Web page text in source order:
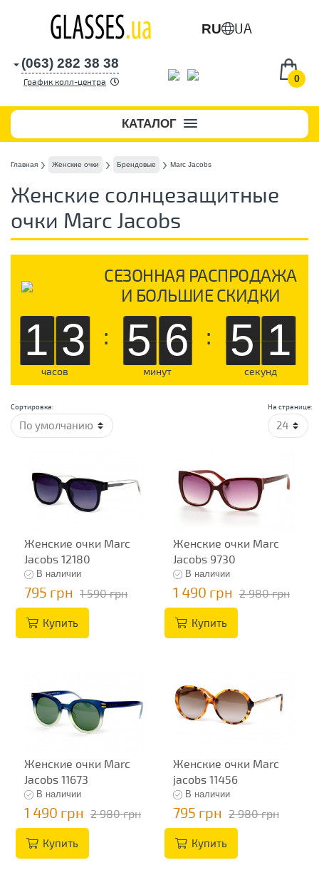
RU UA
0
(063) 282 38 38
График колл-центра
КАТАЛОГ
Главная Женские очки Брендовые Marc Jacobs
Женские солнцезащитные
очки Marc Jacobs
СЕЗОННАЯ РАСПРОДАЖА
И БОЛЬШИЕ СКИДКИ
13
часов
: 56
минут
: 50
секунд
На странице:
Сортировка:
Женские очки Marc
Jacobs 12180
В наличии
795 грн 1 590 грн
Купить
Женские очки Marc
Jacobs 9730
В наличии
1 490 грн 2 980 грн
Купить
Женские очки Marc
Jacobs 11673
В наличии
1 490 грн 2 980 грн
Купить
Женские очки Marc
jacobs 11456
В наличии
795 грн 2 980 грн
Купить